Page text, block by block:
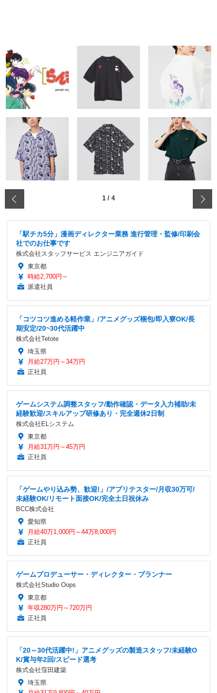
1 / 4
「駅チカ5分」漫画ディレクター業務 進行管理・監修/印刷会
社でのお仕事です
株式会社スタッフサービス エンジニアガイド
東京都
時給2,700円～
派遣社員
「コツコツ進める軽作業」/アニメグッズ梱包/即入寮OK/長
期安定/20~30代活躍中
株式会社Tetote
埼玉県
月給27万円～34万円
正社員
ゲームシステム調整スタッフ/動作確認・データ入力補助/未
経験歓迎/スキルアップ研修あり・完全週休2日制
株式会社ELシステム
東京都
月給31万円～45万円
正社員
「ゲームやり込み勢、歓迎!」/アプリテスター/月収30万可/
未経験OK/リモート面接OK/完全土日祝休み
BCC株式会社
愛知県
月給40万1,000円～44万8,000円
正社員
ゲームプロデューサー・ディレクター・プランナー
株式会社Studio Oops
東京都
年収280万円～720万円
正社員
「20～30代活躍中!」アニメグッズの製造スタッフ/未経験O
K/賞与年2回/スピード選考
株式会社窪田建築
埼玉県